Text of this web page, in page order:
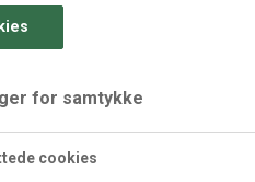
for samtykke
cookies